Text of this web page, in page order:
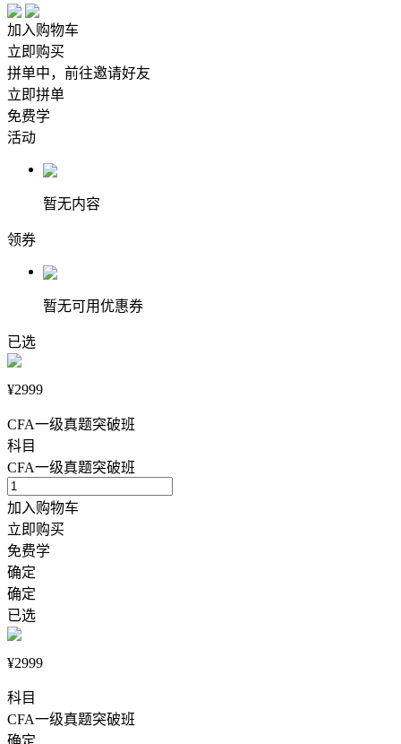
加入购物车
立即购买
拼单中，前往邀请好友
立即拼单
免费学
活动
暂无内容
领券
暂无可用优惠券
已选
¥2999
CFA一级真题突破班
科目
CFA一级真题突破班
加入购物车
立即购买
免费学
确定
确定
已选
¥2999
科目
CFA一级真题突破班
确定